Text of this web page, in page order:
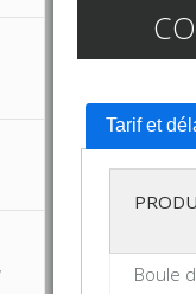
Tarif et
Boule